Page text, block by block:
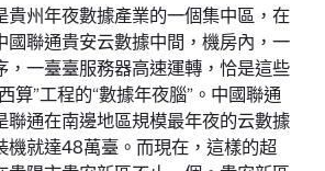
貴州年夜數據產業的一個集中區，在
國聯通貴安云數據中間，機房內，一
，一臺臺服務器高速運轉，恰是這些
算”工程的“數據年夜腦”。中國聯通
聯通在南邊地區規模最年夜的云數據
機就達48萬臺。而現在，這樣的超